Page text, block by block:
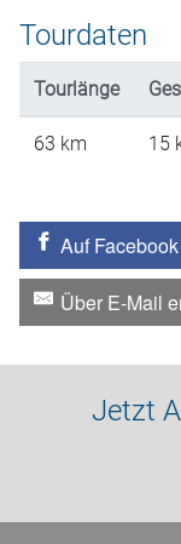
Tourdaten
Tourlänge
63 km 15
Auf
Über E-Mail
Jetzt